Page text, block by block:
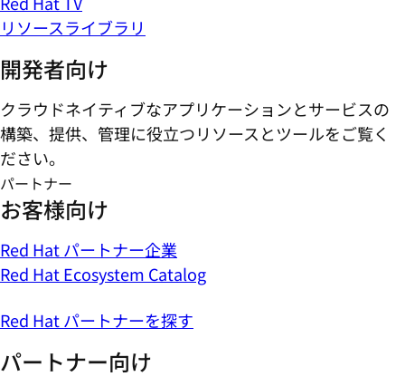
リソースライブラリ
開発者向け
クラウドネイティブなアプリケーションとサービスの
構築、提供、管理に役立つリソースとツールをご覧く
ださい。
パートナー
お客様向け
Red Hat パートナー企業
Red Hat Ecosystem Catalog
Red Hat パートナーを探す
パートナー向け